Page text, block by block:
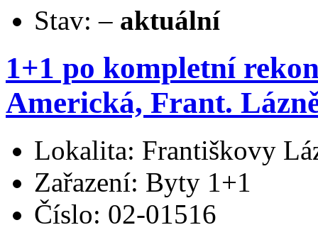
Stav: – aktuální
1+1 po kompletní
Americká, Frant.
Lokalita: Františkovy
Zařazení: Byty 1+1
Číslo: 02-01516